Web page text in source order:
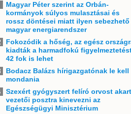
Magyar Péter szerint az Orbán-
kormányok súlyos mulasztásai és
rossz döntései miatt ilyen sebezhető
magyar energiarendszer
Fokozódik a hőség, az egész
kiadták a harmadfokú
42 fok is lehet
Bodacz Balázs hírigazgatónak le kell
mondania
Szexért gyógyszert felíró orvost akart
vezetői posztra kinevezni az
Egészségügyi Minisztérium